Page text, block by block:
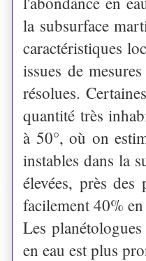
la subsurface
caractéristiques
issues de
résolues.
quantité très
à 50°, où on
instables dans la
élevées, près
facilement 40% en
Les
en eau est plus